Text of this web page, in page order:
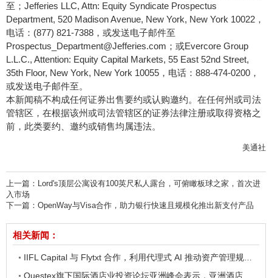
至；Jefferies LLC, Attn: Equity Syndicate Prospectus
Department, 520 Madison Avenue, New York, New York 10022，
电话：(877) 821-7388，或发送电子邮件至
Prospectus_Department@Jefferies.com；或Evercore Group
L.L.C., Attention: Equity Capital Markets, 55 East 52nd Street,
35th Floor, New York, New York 10055，电话：888-474-0200，
或发送电子邮件至。
本新闻稿不构成任何证券出售要约或认购邀约。在任何州或司法
管辖区，在根据该州或司法管辖区的证券法律注册或取得资格之
前，此类要约、邀约或销售均属违法。
美通社
上一篇： Lord's顶层公寓设有100英尺私人露台，可俯瞰板球之家，首次进
入市场
下一篇： OpenWay与Visa合作，助力银行快速且规模化推出新支付产品
相关新闻：
IIFL Capital 与 Flytxt 合作，利用代理式 AI 推动资产管理规模的可持续增长